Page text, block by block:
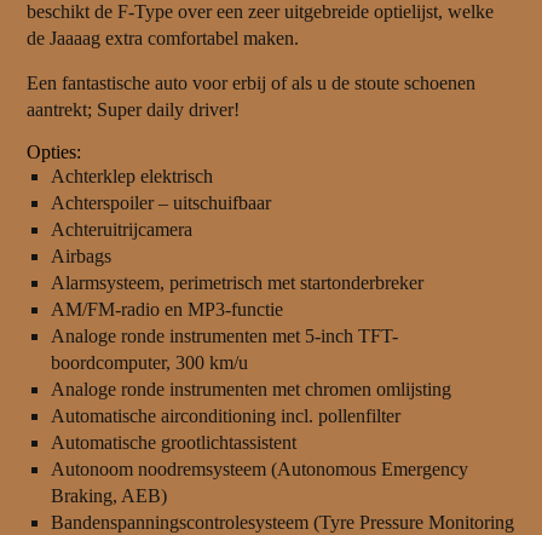
beschikt de F-Type over een zeer uitgebreide optielijst, welke
de Jaaaag extra comfortabel maken.
Een fantastische auto voor erbij of als u de stoute schoenen
aantrekt; Super daily driver!
Opties:
Achterklep elektrisch
Achterspoiler – uitschuifbaar
Achteruitrijcamera
Airbags
Alarmsysteem, perimetrisch met startonderbreker
AM/FM-radio en MP3-functie
Analoge ronde instrumenten met 5-inch TFT-
boordcomputer, 300 km/u
Analoge ronde instrumenten met chromen omlijsting
Automatische airconditioning incl. pollenfilter
Automatische grootlichtassistent
Autonoom noodremsysteem (Autonomous Emergency
Braking, AEB)
Bandenspanningscontrolesysteem (Tyre Pressure Monitoring